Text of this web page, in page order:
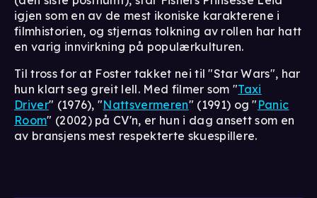
igjen som en av de mest ikoniske karakterene i
filmhistorien, og stjernas tolkning av rollen har hatt
en varig innvirkning på populærkulturen.
Til tross for at Foster takket nei til "Star Wars", har
hun klart seg greit lell. Med filmer som "Taxi
Driver" (1976), "Nattsvermeren" (1991) og " Panic
Room" (2002) på CV'n, er hun i dag ansett som en
av bransjens mest respekterte skuespillere.